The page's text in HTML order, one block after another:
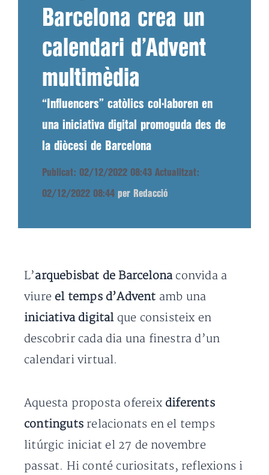
Barcelona crea un
calendari d’Advent
multimèdia
“Influencers” catòlics col·laboren en
una iniciativa digital promoguda des de
la diòcesi de Barcelona
Publicat: 02/12/2022 08:43 Actualitzat:
02/12/2022 08:44 per Redacció
L’arquebisbat de Barcelonaconvida a
viure el temps d’Advent amb una
iniciativa digitalque consisteix en
descobrir cada dia una finestra d’un
calendari virtual.
Aquesta proposta ofereix diferents
continguts relacionats en el temps
litúrgic iniciat el 27 de novembre
passat. Hi conté curiositats, reflexions i